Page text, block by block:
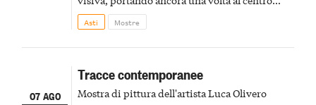
della scena le meraviglie del passato astigiano
Asti Mostre
07 AGO
Tracce contemporanee
Mostra di pittura dell'artista Luca Olivero